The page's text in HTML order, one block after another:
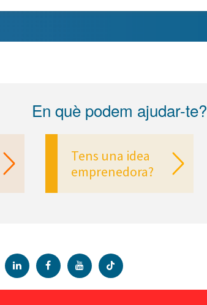
En què podem ajudar-te?
Tens una idea
emprenedora?